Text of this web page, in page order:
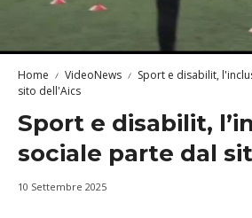
Home VideoNews
Sport e disabilit,
sito dell'Aics
Sport e disabilit,
sociale parte dal
10 Settembre 2025